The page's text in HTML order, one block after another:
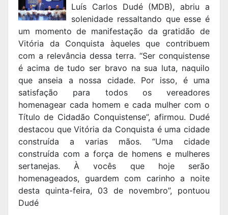
Luís Carlos Dudé (MDB), abriu a
solenidade ressaltando que esse é
um momento de manifestação da gratidão de
Vitória da Conquista àqueles que contribuem
com a relevância dessa terra. “Ser conquistense
é acima de tudo ser bravo na sua luta, naquilo
que anseia a nossa cidade. Por isso, é uma
satisfação para todos os vereadores
homenagear cada homem e cada mulher com o
Título de Cidadão Conquistense”, afirmou. Dudé
destacou que Vitória da Conquista é uma cidade
construída a varias mãos. “Uma cidade
construída com a força de homens e mulheres
sertanejas. À vocês que hoje serão
homenageados, guardem com carinho a noite
desta quinta-feira, 03 de novembro”, pontuou
Dudé